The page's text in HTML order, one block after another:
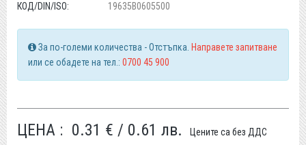
КОД/DIN/ISO:
19635B0605500
За по-големи количества - Отстъпка. Направете запитване
или се обадете на тел.: 0700 45 900
ЦЕНА : 0.31 € / 0.61 лв. Цените са без ДДС